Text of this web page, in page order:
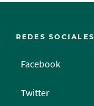
REDES SOCIALES
Facebook
Twitter